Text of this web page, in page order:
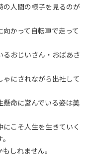
の人間の様子を見るのが
かって自転車で走って
おじいさん・おばあさ
にされながら出社して
命に営んでいる姿は美
こそ人生を生きていく
しれません。